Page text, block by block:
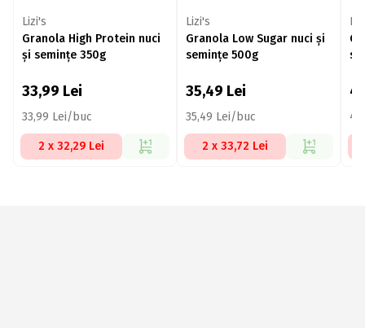
Lizi's
Granola High Protein nuci
și semințe 350g
33,99 Lei
33,99 Lei/buc
2 x 32,29 Lei
Lizi's
Granola Low Sugar nuci și
semințe 500g
35,49 Lei
35,49 Lei/buc
2 x 33,72 Lei